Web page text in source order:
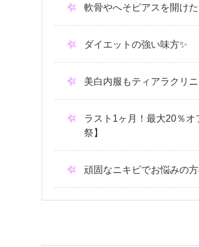
軟骨やへそピアスを開けた
ダイエットの強い味方✨
美白内服もティアラクリ
ラスト1ヶ月！最大20％オ
祭】
頑固なニキビでお悩みの